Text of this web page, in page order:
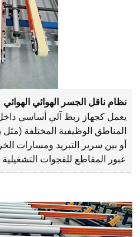
نظام ناقل الجسر الهوائي الهوائي
يعمل كجهاز ربط آلي أساسي
المناطق الوظيفية المختلفة (مثل
أو بين سرير التبريد ومسارات
عبور المقاطع للفجوات